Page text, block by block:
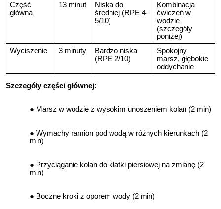
Część
główna
13 minut
Niska do
średniej (RPE 4-
5/10)
Kombinacja
ćwiczeń w
wodzie
(szczegóły
poniżej)
Wyciszenie
3 minuty
Bardzo niska
(RPE 2/10)
Spokojny
marsz, głębokie
oddychanie
Szczegóły części głównej:
Marsz w wodzie z wysokim unoszeniem kolan (2 min)
Wymachy ramion pod wodą w różnych kierunkach (2
min)
Przyciąganie kolan do klatki piersiowej na zmianę (2
min)
Boczne kroki z oporem wody (2 min)